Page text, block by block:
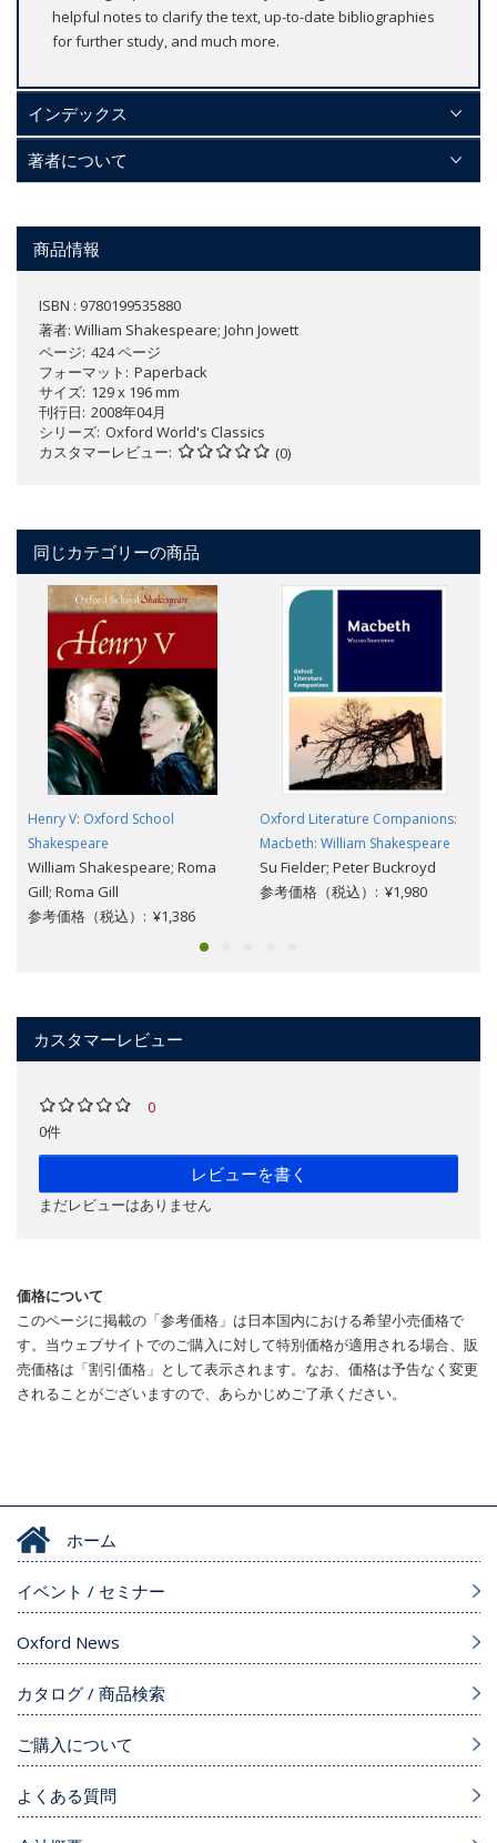
helpful notes to clarify the text, up-to-date bibliographies
for further study, and much more.
インデックス
著者について
商品情報
ISBN : 9780199535880
著者: William Shakespeare; John Jowett
ページ 424 ページ
フォーマット
Paperback
サイズ 129 x 196 mm
刊行日 2008年04月
シリーズ Oxford World's Classics
カスタマーレビュー
(0)
同じカテゴリーの商品
Henry V: Oxford School
Shakespeare
William Shakespeare; Roma
Gill; Roma Gill
参考価格（税込）: ¥1,386
Oxford Literature Companions:
Macbeth: William Shakespeare
Su Fielder; Peter Buckroyd
参考価格（税込）: ¥1,980
カスタマーレビュー
0
0件
レビューを書く
まだレビューはありません
価格について
このページに掲載の「参考価格」は日本国内における希望小売価格で
す。当ウェブサイトでのご購入に対して特別価格が適用される場合、販
売価格は「割引価格」として表示されます。なお、価格は予告なく変更
されることがございますので、あらかじめご了承ください。
ホーム
イベント / セミナー
Oxford News
カタログ / 商品検索
ご購入について
よくある質問